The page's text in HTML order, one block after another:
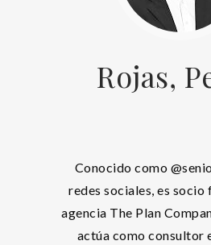
Rojas,
Conocido como
redes sociales, es socio
agencia The Plan
actúa como consultor